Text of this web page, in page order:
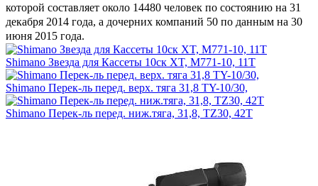
которой составляет около 14480 человек по состоянию на 31
декабря 2014 года, а дочерних компаний 50 по данным на 30
июня 2015 года.
Shimano Звезда для Кассеты 10ск XT, М771-10, 11Т
Shimano Перек-ль перед. верх. тяга 31,8 TY-10/30,
Shimano Перек-ль перед. ниж.тяга, 31,8, TZ30, 42T